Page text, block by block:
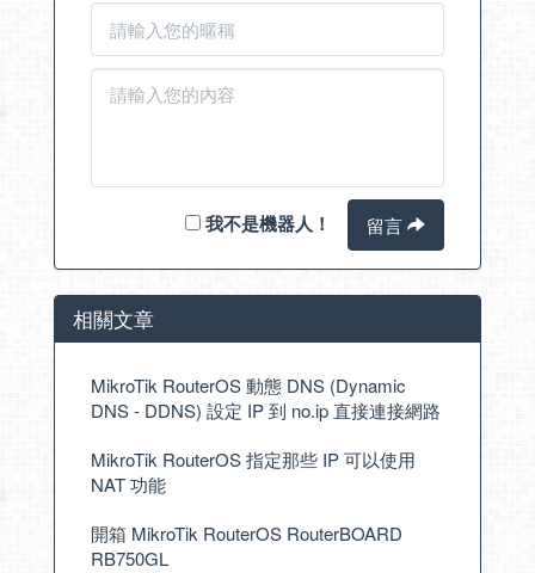
我不是機器人！ 留言
相關文章
MikroTik RouterOS 動態 DNS (Dynamic
DNS - DDNS) 設定 IP 到 no.ip 直接連接網路
MikroTik RouterOS 指定那些 IP 可以使用
NAT 功能
開箱 MikroTik RouterOS RouterBOARD
RB750GL